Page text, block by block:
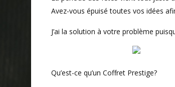
Avez-vous épuisé toutes vos idées
J’ai la solution à votre problème
Qu’est-ce qu’un Coffret Prestige?